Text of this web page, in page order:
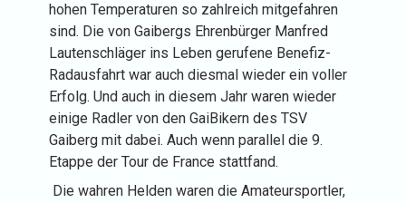
hohen Temperaturen so zahlreich mitgefahren
sind. Die von Gaibergs Ehrenbürger Manfred
Lautenschläger ins Leben gerufene Benefiz-
Radausfahrt war auch diesmal wieder ein voller
Erfolg. Und auch in diesem Jahr waren wieder
einige Radler von den GaiBikern des TSV
Gaiberg mit dabei. Auch wenn parallel die 9.
Etappe der Tour de France stattfand.
Die wahren Helden waren die Amateursportler,